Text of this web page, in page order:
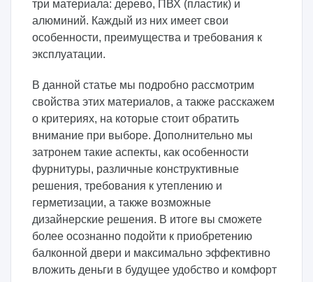
три материала: дерево, ПВХ (пластик) и
алюминий. Каждый из них имеет свои
особенности, преимущества и требования к
эксплуатации.
В данной статье мы подробно рассмотрим
свойства этих материалов, а также расскажем
о критериях, на которые стоит обратить
внимание при выборе. Дополнительно мы
затронем такие аспекты, как особенности
фурнитуры, различные конструктивные
решения, требования к утеплению и
герметизации, а также возможные
дизайнерские решения. В итоге вы сможете
более осознанно подойти к приобретению
балконной двери и максимально эффективно
вложить деньги в будущее удобство и комфорт